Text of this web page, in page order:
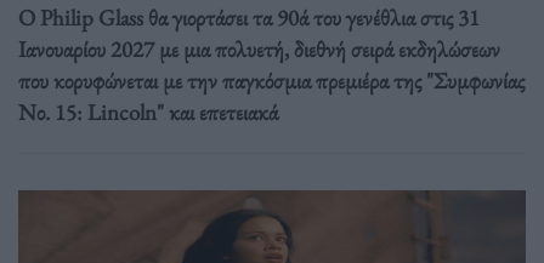
Ο Philip Glass θα γιορτάσει τα 90ά του γενέθλια στις 31
Ιανουαρίου 2027 με μια πολυετή, διεθνή σειρά εκδηλώσεων
που κορυφώνεται με την παγκόσμια πρεμιέρα της "Συμφωνίας
Νο. 15: Lincoln" και επετειακά